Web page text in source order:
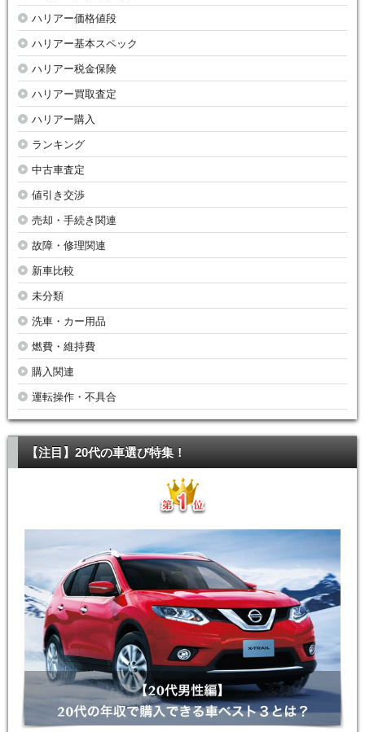
ハリアー価格値段
ハリアー基本スペック
ハリアー税金保険
ハリアー買取査定
ハリアー購入
ランキング
中古車査定
値引き交渉
売却・手続き関連
故障・修理関連
新車比較
未分類
洗車・カー用品
燃費・維持費
購入関連
運転操作・不具合
【注目】20代の車選び特集！